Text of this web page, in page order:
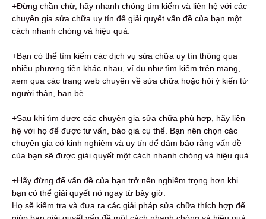
+Đừng chần chừ, hãy nhanh chóng tìm kiếm và liên hệ với các
chuyên gia sửa chữa uy tín để giải quyết vấn đề của bạn một
cách nhanh chóng và hiệu quả.
+Bạn có thể tìm kiếm các dịch vụ sửa chữa uy tín thông qua
nhiều phương tiện khác nhau, ví dụ như tìm kiếm trên mạng,
xem qua các trang web chuyên về sửa chữa hoặc hỏi ý kiến từ
người thân, bạn bè.
+Sau khi tìm được các chuyên gia sửa chữa phù hợp, hãy liên
hệ với họ để được tư vấn, báo giá cụ thể. Bạn nên chọn các
chuyên gia có kinh nghiệm và uy tín để đảm bảo rằng vấn đề
của bạn sẽ được giải quyết một cách nhanh chóng và hiệu quả.
+Hãy đừng để vấn đề của bạn trở nên nghiêm trọng hơn khi
bạn có thể giải quyết nó ngay từ bây giờ.
Họ sẽ kiểm tra và đưa ra các giải pháp sửa chữa thích hợp để